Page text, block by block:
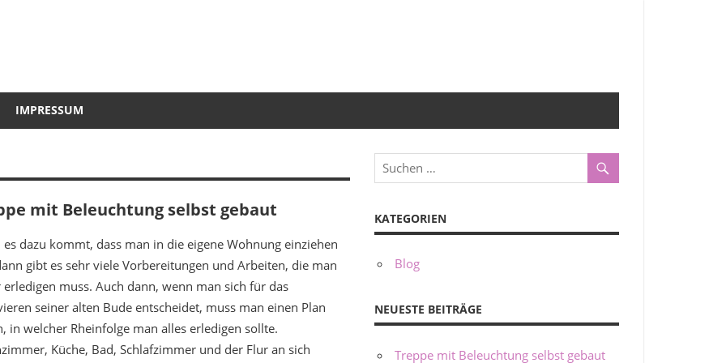
IMPRESSUM
mit Beleuchtung selbst gebaut
es dazu kommt, dass man in die eigene Wohnung einziehen
gibt es sehr viele Vorbereitungen und Arbeiten, die man
erledigen muss. Auch dann, wenn man sich für das
seiner alten Bude entscheidet, muss man einen Plan
in welcher Rheinfolge man alles erledigen sollte.
Küche, Bad, Schlafzimmer und der Flur an sich
KATEGORIEN
Blog
NEUESTE BEITRÄGE
Treppe mit Beleuchtung selbst gebaut